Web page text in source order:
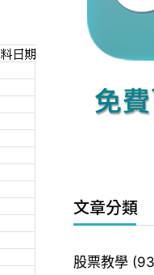
文章分類
股票教學